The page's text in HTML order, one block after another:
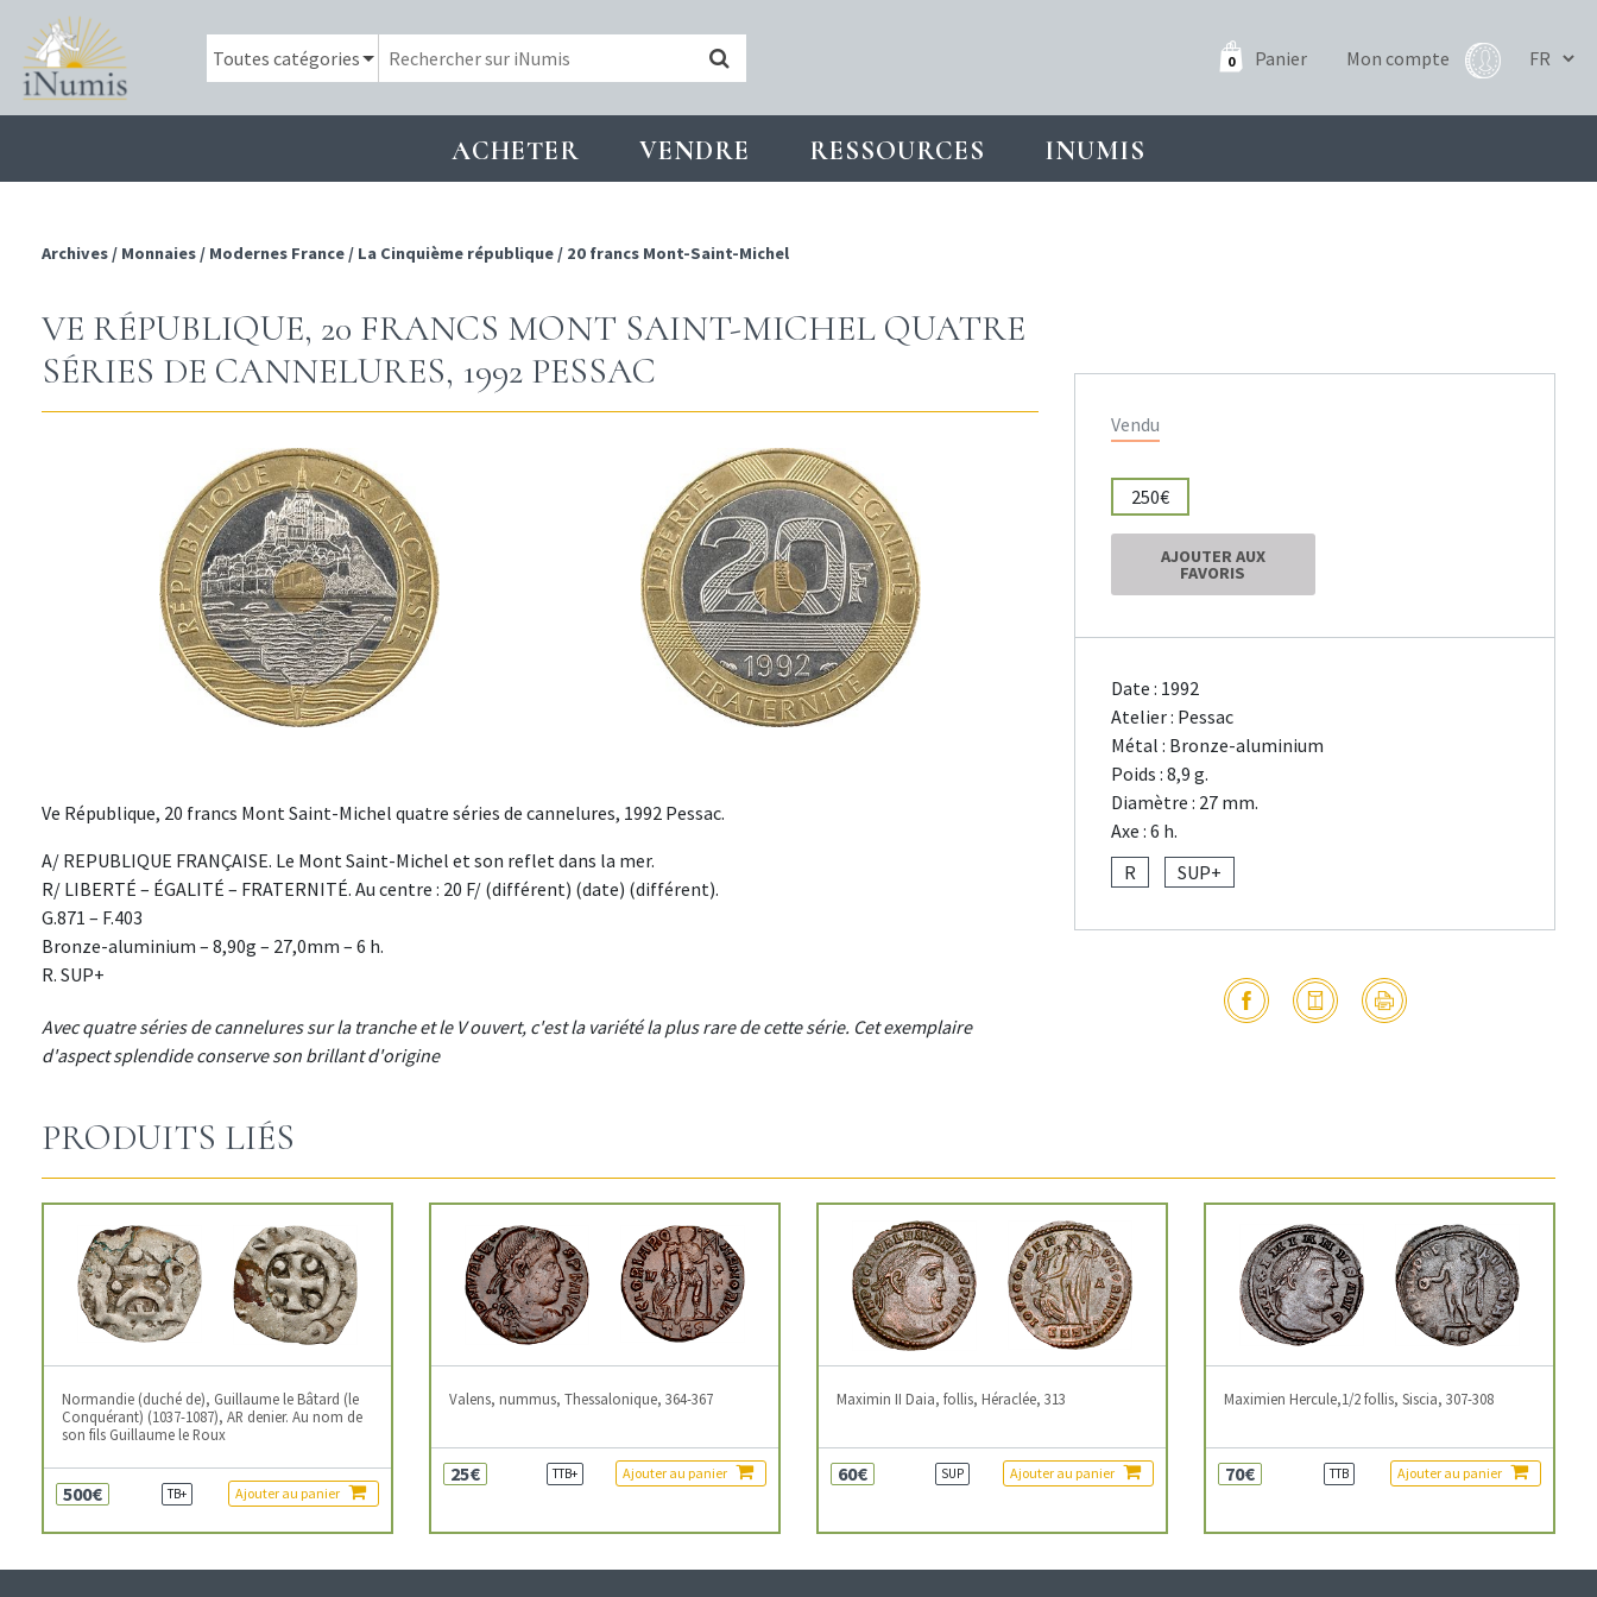
0 Panier Mon compte
ACHETER VENDRE RESSOURCES INUMIS
Archives / Monnaies / Modernes France / La Cinquième république / 20 francs Mont-Saint-Michel
VE RÉPUBLIQUE, 20 FRANCS MONT SAINT-MICHEL QUATRE
SÉRIES DE CANNELURES, 1992 PESSAC
Ve République, 20 francs Mont Saint-Michel quatre séries de cannelures, 1992 Pessac.
A/ REPUBLIQUE FRANÇAISE. Le Mont Saint-Michel et son reflet dans la mer.
R/ LIBERTÉ – ÉGALITÉ – FRATERNITÉ. Au centre : 20 F/ (différent) (date) (différent).
G.871 – F.403
Bronze-aluminium – 8,90g – 27,0mm – 6 h.
R. SUP+
Avec quatre séries de cannelures sur la tranche et le V ouvert, c'est la variété la plus rare de cette série. Cet exemplaire
d'aspect splendide conserve son brillant d'origine
Vendu
250€
AJOUTER AUX
FAVORIS
Date : 1992
Atelier : Pessac
Métal : Bronze-aluminium
Poids : 8,9 g.
Diamètre : 27 mm.
Axe : 6 h.
R
SUP+
PRODUITS LIÉS
Normandie (duché de), Guillaume le Bâtard (le
Conquérant) (1037-1087), AR denier. Au nom de
son fils Guillaume le Roux
500€ TB+ Ajouter au panier
Valens, nummus, Thessalonique, 364-367
25€ TTB+ Ajouter au panier
Maximin II Daia, follis, Héraclée, 313
60€ SUP Ajouter au panier
Maximien Hercule,1/2 follis, Siscia, 307-308
70€ TTB Ajouter au panier